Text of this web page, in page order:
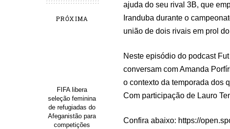
PRÓXIMA
FIFA libera
seleção feminina
de refugiadas do
Afeganistão para
competições
ajuda do seu rival 3B, que
Iranduba durante o
união de dois rivais em prol
Neste episódio do podcast
conversam com Amanda
o contexto da temporada dos
Com participação de Lauro
Confira abaixo: https://